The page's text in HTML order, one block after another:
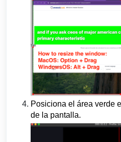
Posiciona el área verde
de la pantalla.